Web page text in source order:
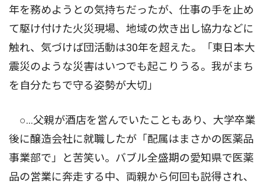
年を務めようとの気持ちだったが、仕事の手を止め
て駆け付けた火災現場、地域の炊き出し協力などに
触れ、気づけば団活動は30年を超えた。「東日本大
震災のような災害はいつでも起こりうる。我がまち
を自分たちで守る姿勢が大切」
○…父親が酒店を営んでいたこともあり、大学卒業
後に醸造会社に就職したが「配属はまさかの医薬品
事業部で」と苦笑い。バブル全盛期の愛知県で医薬
品の営業に奔走する中、両親から何回も説得され、